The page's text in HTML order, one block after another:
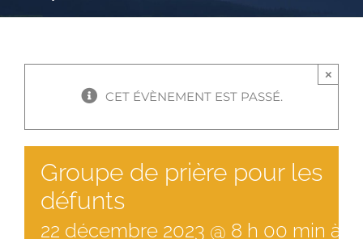
CET ÉVÈNEMENT EST PASSÉ.
×
Groupe de prière pour les
défunts
22 décembre 2023 @ 8 h 00 min à